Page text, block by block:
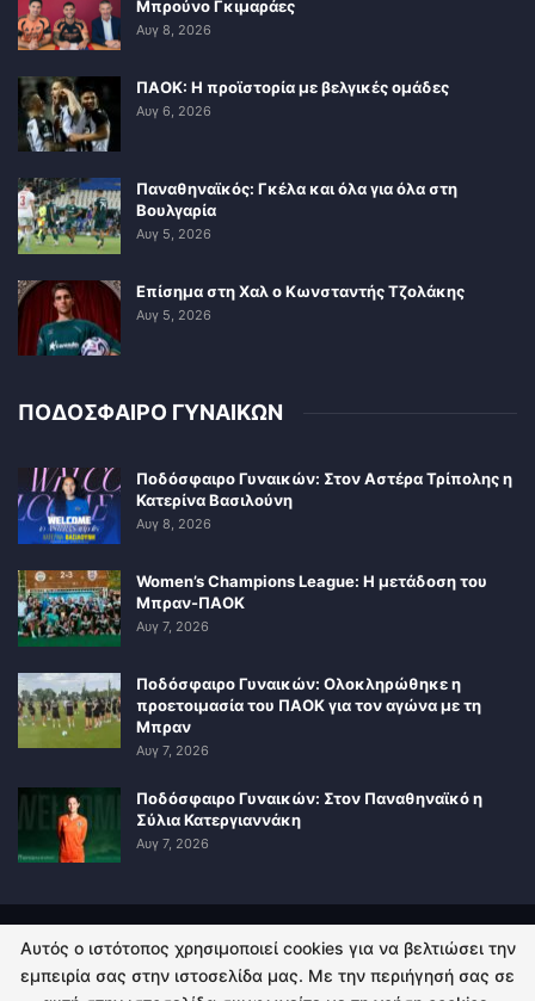
Μπρούνο Γκιμαράες
Αυγ 8, 2026
ΠΑΟΚ: Η προϊστορία με βελγικές ομάδες
Αυγ 6, 2026
Παναθηναϊκός: Γκέλα και όλα για όλα στη
Βουλγαρία
Αυγ 5, 2026
Επίσημα στη Χαλ ο Κωνσταντής Τζολάκης
Αυγ 5, 2026
ΠΟΔΟΣΦΑΙΡΟ ΓΥΝΑΙΚΩΝ
Ποδόσφαιρο Γυναικών: Στον Αστέρα Τρίπολης η
Κατερίνα Βασιλούνη
Αυγ 8, 2026
Women’s Champions League: Η μετάδοση του
Μπραν-ΠΑΟΚ
Αυγ 7, 2026
Ποδόσφαιρο Γυναικών: Ολοκληρώθηκε η
προετοιμασία του ΠΑΟΚ για τον αγώνα με τη
Μπραν
Αυγ 7, 2026
Ποδόσφαιρο Γυναικών: Στον Παναθηναϊκό η
Σύλια Κατεργιαννάκη
Αυγ 7, 2026
ΠΟΛΙΤΙΚΗ ΑΠΟΡΡΗΤΟΥ ΕΠΙΚΟΙΝΩΝΙΑ
Αυτός ο ιστότοπος χρησιμοποιεί cookies για να βελτιώσει την
εμπειρία σας στην ιστοσελίδα μας. Με την περιήγησή σας σε